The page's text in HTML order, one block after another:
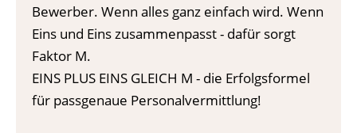
Bewerber. Wenn alles ganz einfach wird. Wenn
Eins und Eins zusammenpasst - dafür sorgt
Faktor M.
EINS PLUS EINS GLEICH M - die Erfolgsformel
für passgenaue Personalvermittlung!